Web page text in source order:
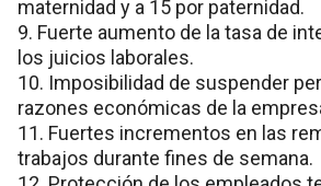
maternidad y a 15 por paternidad.
9. Fuerte aumento de la tasa de
los juicios laborales.
10. Imposibilidad de suspender
razones económicas de la
11. Fuertes incrementos en las
trabajos durante fines de semana.